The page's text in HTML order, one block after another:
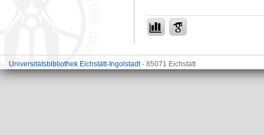
Universitätsbibliothek Eichstätt-Ingolstadt- 85071 Eichstätt